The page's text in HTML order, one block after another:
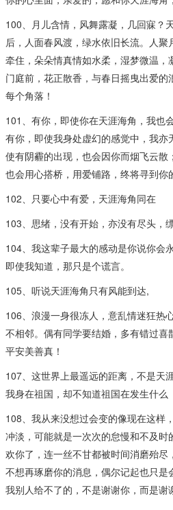
100、月儿含情，风舞露凝，几回寐？
后，人面春风渡，绿水依旧长流。人
牵住，朵朵情真情如水柔，湿梦微温，
门庭前，花正散香，与春日摇曳出爱
每个角落！
101、有你，即使你在天涯海角，我也
有你，即使我身处虚幻的感觉中，我亦
使有阴霾的出现，也会因你而烟飞云
也会用心搭桥，用爱铺路，终将寻到你
102、只要心中有爱，天涯海角同在
103、思绪，没有开始，亦没有尽头，
104、我这辈子最大的感动是你说你会
即使我知道，那只是个谎言。
105、听说天涯海角只有风能到达,
106、浪漫一身很冻人，意乱情迷狂热
不相邻。偶有同学要结婚，多有错过喜
平安美善真！
107、这世界上最遥远的距离，不是天
我身在祖国，却不知道祖国在发生什么
108、我从来没想过会变的像现在这样
冲淡，可能就是一次次的怠慢和不及
欢你了，连一丝不甘都被时间消磨殆
不想再琢磨你的消息，偶尔记起也只是
我别人给不了的，不是谢谢你，而是谢